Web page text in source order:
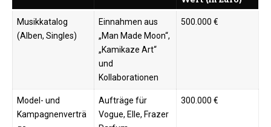
Musikkatalog
(Alben, Singles)
Einnahmen aus
„Man Made Moon“,
„Kamikaze Art“
und
Kollaborationen ​
500.000 €
Model- und
Kampagnenverträ
Aufträge für
Vogue, Elle, Frazer
300.000 €